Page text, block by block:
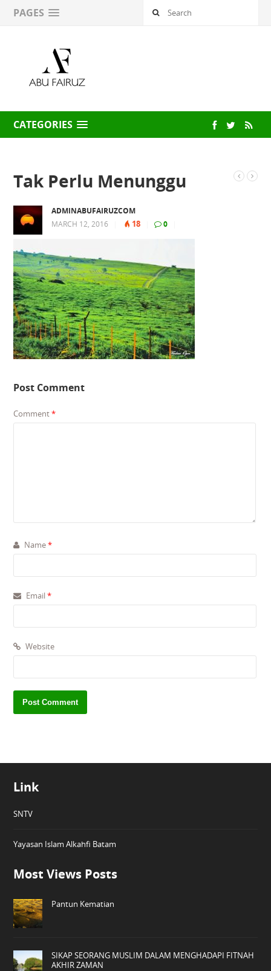
PAGES
CATEGORIES
Tak Perlu Menunggu
ADMINABUFAIRUZCOM
MARCH 12, 2016
18 0
Post Comment
Comment*
Name*
Email*
Website
Link
SNTV
Yayasan Islam Alkahfi Batam
Most Views Posts
Pantun Kematian
SIKAP SEORANG MUSLIM DALAM MENGHADAPI FITNAH
AKHIR ZAMAN